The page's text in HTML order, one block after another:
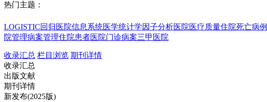
热门主题：
LOGISTIC回归 医院信息系统医学统计学因子分析医院医疗质量住院死亡病例
院管理病案管理住院患者医院门诊病案三甲医院
收录汇总 栏目浏览 期刊详情
收录汇总
出版文献
期刊详情
新发布(2025版)